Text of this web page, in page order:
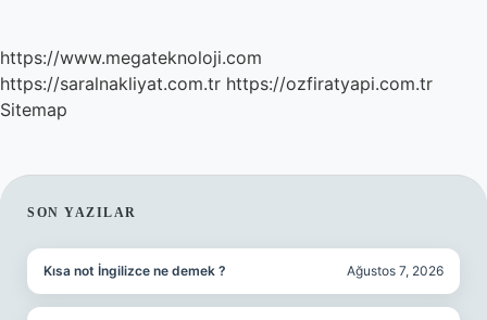
https://www.megateknoloji.com
https://saralnakliyat.com.tr https://ozfiratyapi.com.tr
Sitemap
SIDEBAR
SON YAZILAR
Kısa not İngilizce ne demek ? Ağustos 7, 2026